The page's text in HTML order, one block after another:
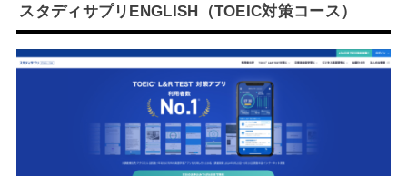
スタディサプリENGLISH（TOEIC対策コース）